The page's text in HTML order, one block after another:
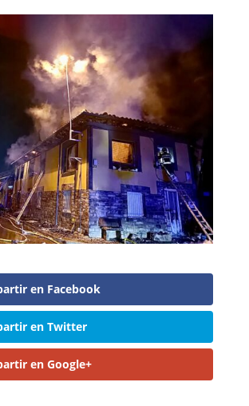
en Facebook
en Twitter
en Google+